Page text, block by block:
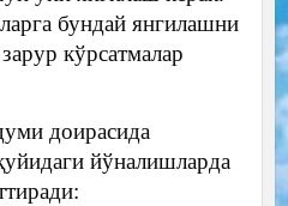
бундай янгилашни
кўрсатмалар
доирасида
йўналишларда